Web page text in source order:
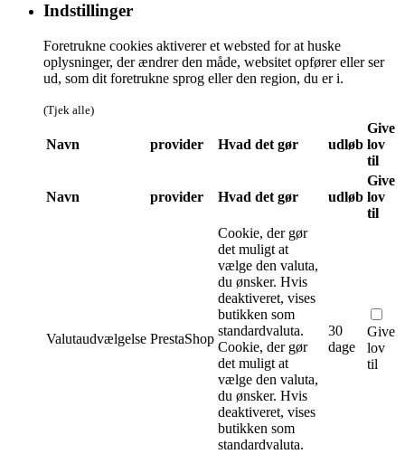
Indstillinger
Foretrukne cookies aktiverer et websted for at huske
oplysninger, der ændrer den måde, websitet opfører eller ser
ud, som dit foretrukne sprog eller den region, du er i.
(Tjek alle)
Navn provider Hvad det gør udløb
Give
lov
til
Navn provider Hvad det gør udløb
Give
lov
til
Valutaudvælgelse PrestaShop
Cookie, der gør
det muligt at
vælge den valuta,
du ønsker. Hvis
deaktiveret, vises
butikken som
standardvaluta.
Cookie, der gør
det muligt at
vælge den valuta,
du ønsker. Hvis
deaktiveret, vises
butikken som
standardvaluta.
30
dage
Give
lov
til